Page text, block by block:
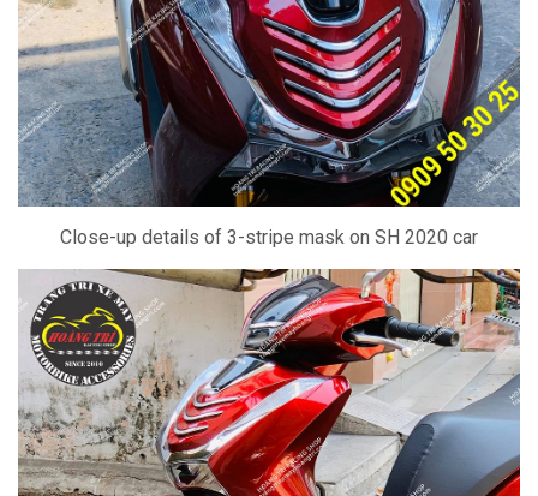
Close-up details of 3-stripe mask on SH 2020 car